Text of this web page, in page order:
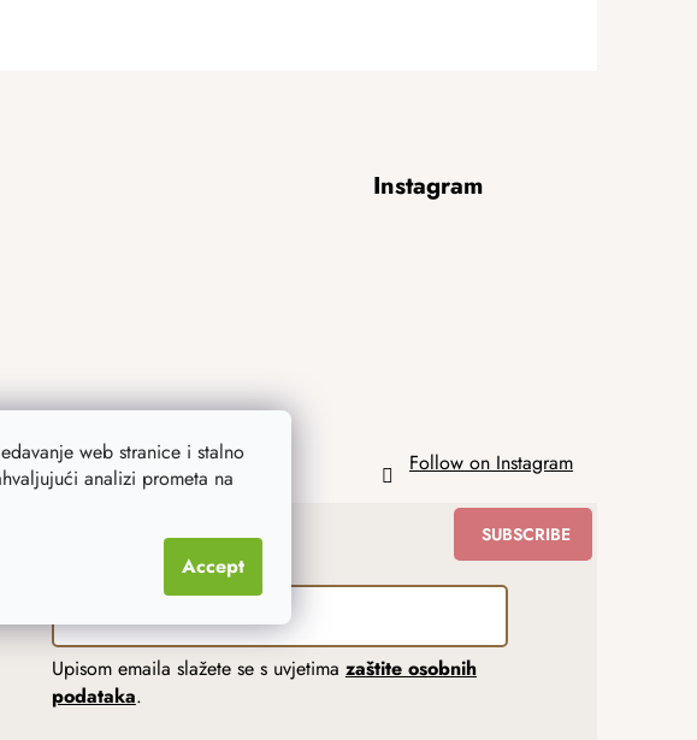
web stranice i stalno
analizi prometa na
Accept
Instagram
Follow on Instagram
Upisom emaila slažete se s uvjetima zaštite osobnih
podataka.
SUBSCRIBE